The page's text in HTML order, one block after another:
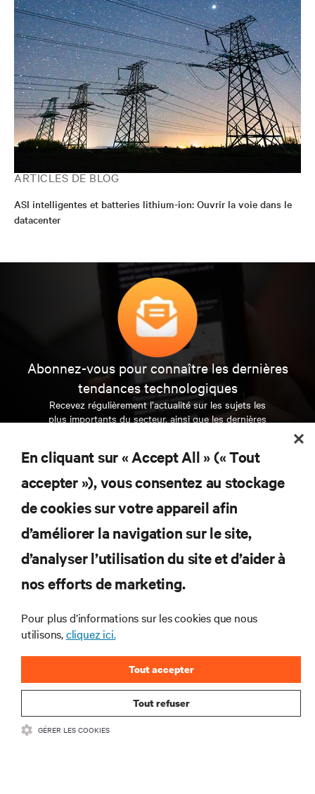
ARTICLES DE BLOG
ASI intelligentes et batteries lithium-ion: Ouvrir la voie dans le
datacenter
Abonnez-vous pour connaître les dernières
tendances technologiques
Recevez régulièrement l’actualité sur les sujets les
plus importants du secteur, ainsi que les dernières
et des infrastructures informatiques critiques.
S’INSCRIRE MAINTENANT
RESSOURCES
SUPPORT
SOCIÉTÉ
En cliquant sur « Accept All » (« Tout
accepter »), vous consentez au stockage
de cookies sur votre appareil afin
d’améliorer la navigation sur le site,
d’analyser l’utilisation du site et d’aider à
nos efforts de marketing.
Pour plus d’informations sur les cookies que nous
utilisons,cliquez ici.
Tout refuser
Tout accepter
GÉRER LES COOKIES